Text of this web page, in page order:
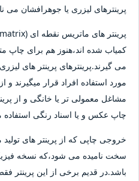
پرینترهای لیزری یا جوهرافشان می
کمیاب شده اند،هنوز هم برای چاپ
می گیرند.پرینترهای پرینتر های
مورد استفاده افراد قرار میگیرند و
مشاغل معمولی تر یا خانگی و از
چاپ عکس و یا اسناد رنگی
خروجی چاپی که از پرینتر های
سخت نامیده می شود،که نسخه
باشد.در قدیم برخی از این پرینتر